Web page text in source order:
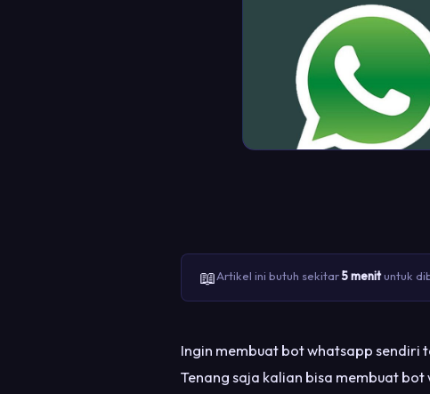
📖Artikel ini butuh sekitar5 menituntuk
Ingin membuat bot whatsapp
Tenang saja kalian bisa membuat